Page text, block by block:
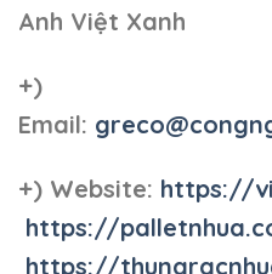
Anh Việt Xanh
+)
Email:
+) Website: https://
https://
https://